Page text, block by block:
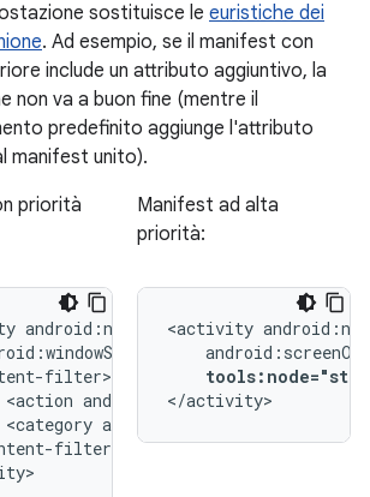
sostituisce le euristiche dei
. Ad esempio, se il manifest con
include un attributo aggiuntivo, la
non va a buon fine (mentre il
predefinito aggiunge l'attributo
manifest unito).
priorità
<action
<category
filter>
Manifest ad alta
priorità:
<activity
</activity>